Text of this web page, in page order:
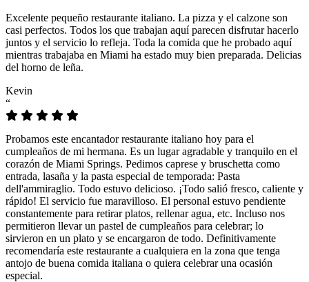
Excelente pequeño restaurante italiano. La pizza y el calzone son
casi perfectos. Todos los que trabajan aquí parecen disfrutar hacerlo
juntos y el servicio lo refleja. Toda la comida que he probado aquí
mientras trabajaba en Miami ha estado muy bien preparada. Delicias
del horno de leña.
Kevin
“
Probamos este encantador restaurante italiano hoy para el
cumpleaños de mi hermana. Es un lugar agradable y tranquilo en el
corazón de Miami Springs. Pedimos caprese y bruschetta como
entrada, lasaña y la pasta especial de temporada: Pasta
dell'ammiraglio. Todo estuvo delicioso. ¡Todo salió fresco, caliente y
rápido! El servicio fue maravilloso. El personal estuvo pendiente
constantemente para retirar platos, rellenar agua, etc. Incluso nos
permitieron llevar un pastel de cumpleaños para celebrar; lo
sirvieron en un plato y se encargaron de todo. Definitivamente
recomendaría este restaurante a cualquiera en la zona que tenga
antojo de buena comida italiana o quiera celebrar una ocasión
especial.